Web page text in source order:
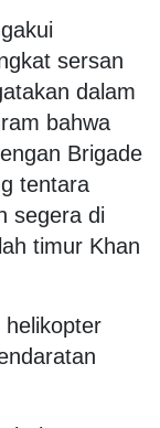
sersan
dalam
bahwa
Brigade
tentara
segera di
timur Khan
helikopter